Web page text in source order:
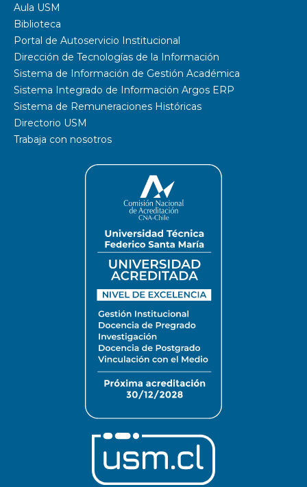
Aula USM
Biblioteca
Portal de Autoservicio Institucional
Dirección de Tecnologías de la Información
Sistema de Información de Gestión Académica
Sistema Integrado de Información Argos ERP
Sistema de Remuneraciones Históricas
Directorio USM
Trabaja con nosotros